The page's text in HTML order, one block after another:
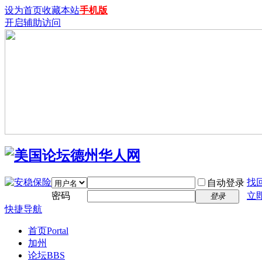
设为首页收藏本站手机版
开启辅助访问
自动登录 找
密码
登录
立
快捷导航
首页Portal
加州
论坛BBS